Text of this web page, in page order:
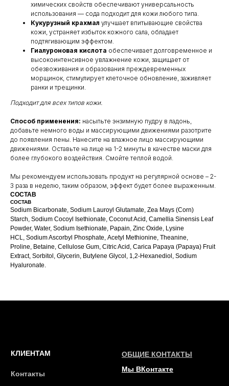
химических свойств обеспечивают универсальность
использования — сода подходит для кожи любого типа.
Кукурузный крахмал улучшает впитывающие свойства
кожи, устраняет избыток кожного сала, обладает
подтягивающим эффектом.
Гиалуроновая кислота обеспечивает долговременное и
высокоинтенсивное увлажнение кожи, защищает от
обезвоживания и образования преждевременных
морщинок, стимулирует клеточное обновление, заживляет
ранки и трещинки.
Подходит для всех типов кожи.
Способ применения: насыпьте энзимную пудру в ладонь,
добавьте немного воды и массирующими движениями разотрите
до появления пены. Нанесите на влажное лицо массирующими
движениями. Оставьте на лице на 1-2 минуты в качестве маски для
более глубокого воздействия. Смойте теплой водой.
Мы рекомендуем использовать продукт на регулярной основе – 2-
3 раза в неделю, таким образом, эффект будет более выраженным.
СОСТАВ
СОСТАВ
Sodium Bicarbonate, Sodium Lauroyl Glutamate, Zea Mays (Corn)
Starch, Sodium Cocoyl Isethionate, Coconut Acid, Camellia Sinensis Leaf
Powder, Water, Sodium Isethionate, Papain, Zinc Oxide, Lysine
HCL, Sodium Ascorbyl Phosphate, Acetyl Methionine, Theanine,
Proline, Betaine, Cellulose Gum, Citric Acid, Carica Papaya (Papaya) Fruit
Extract, Sorbitol, Glycerin, Butylene Glycol, 1,2-Hexanediol, Sodium
Hyaluronate.
ТЕЛЕФОН
mybeautybar@list.ru
+7 961 246-28-88
АДРЕСА
г.Иваново
ОБЩИЕ КОНТАКТЫ
Подписывайтесь
на нашу рассылку
2026 © Интернет-магазин косметики «MY BEAUTY BAR»
Мы ВКонтакте
КЛИЕНТАМ
Контакты
Оплата и доставка
персональных данных